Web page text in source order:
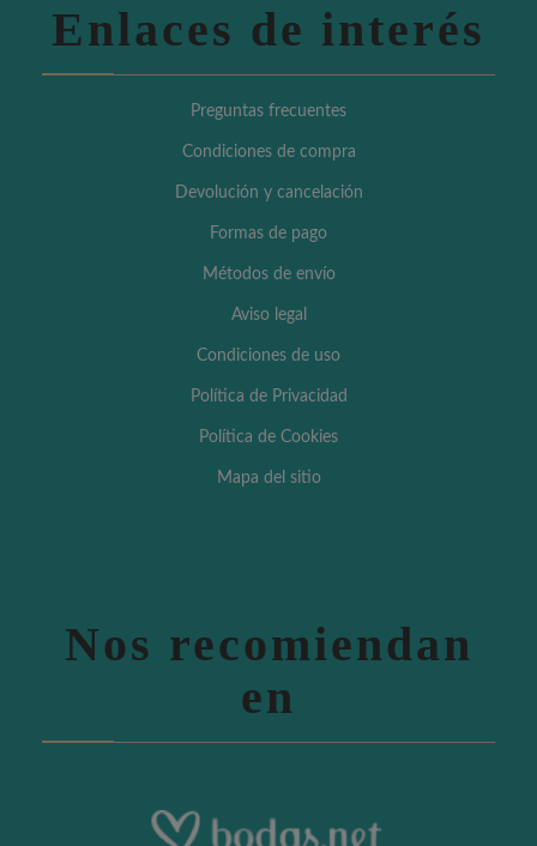
Enlaces de interés
Preguntas frecuentes
Condiciones de compra
Devolución y cancelación
Formas de pago
Métodos de envío
Aviso legal
Condiciones de uso
Política de Privacidad
Política de Cookies
Mapa del sitio
Nos recomiendan
en